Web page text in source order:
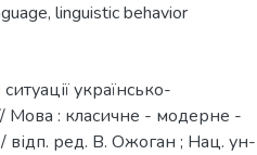
, linguistic behavior
українсько-
// Мова : класичне - модерне -
відп. ред. В. Ожоган ; Нац. ун-